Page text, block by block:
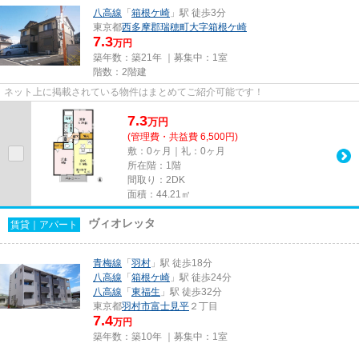
八高線 「箱根ケ崎 」駅 徒歩3分
東京都西多摩郡瑞穂町大字箱根ケ崎
7.3万円
築年数：築21年 ｜募集中： 1室
階数：2階建
ネット上に掲載されている物件はまとめてご紹介可能です！
7.3万円
(管理費・共益費 6,500円)
敷：0ヶ月｜礼：0ヶ月
所在階：1階
間取り：2DK
面積：44.21㎡
賃貸｜アパート ヴィオレッタ
青梅線 「羽村 」駅 徒歩18分
八高線 「箱根ケ崎 」駅 徒歩24分
八高線 「東福生 」駅 徒歩32分
東京都羽村市富士見平 ２丁目
7.4万円
築年数：築10年 ｜募集中： 1室